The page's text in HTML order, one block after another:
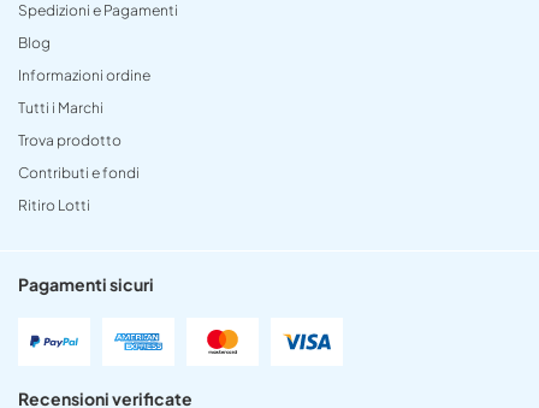
Spedizioni e Pagamenti
Blog
Informazioni ordine
Tutti i Marchi
Trova prodotto
Contributi e fondi
Ritiro Lotti
Pagamenti sicuri
Recensioni verificate